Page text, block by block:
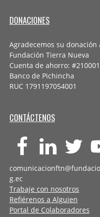
DONACIONES
Agradecemos su donación
Fundación Tierra Nueva
Cuenta de ahorro:
Banco de Pichincha
RUC 1791197054001
CONTÁCTENOS
g.ec
Trabaje con nosotros
Refiérenos a Alguien
Portal de Colaboradores